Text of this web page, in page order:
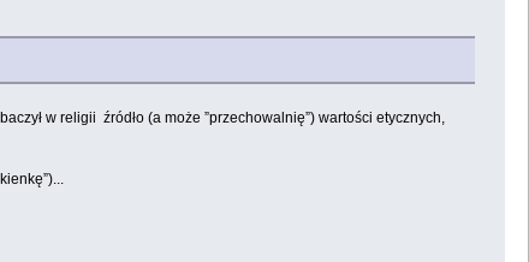
w religii źródło (a może ”przechowalnię”) wartości etycznych,